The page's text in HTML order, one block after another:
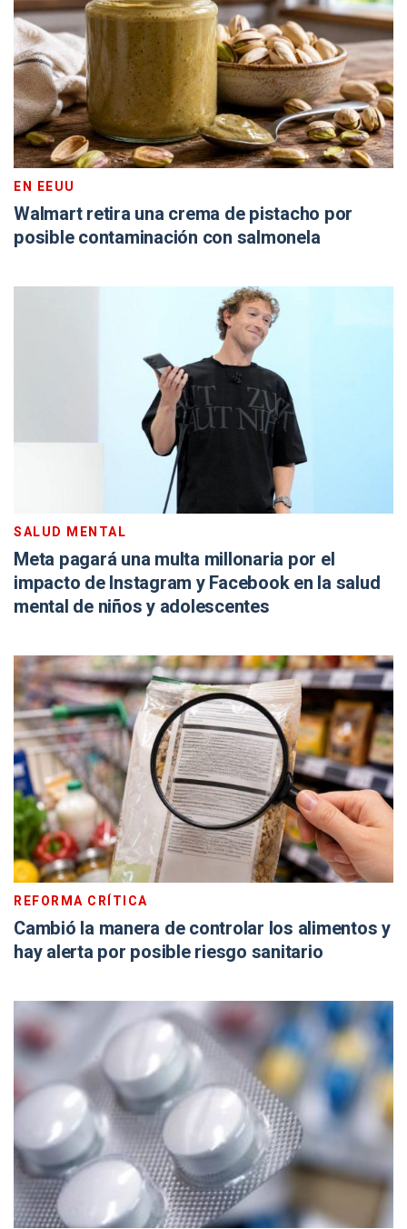
EN EEUU
Walmart retira una crema de pistacho por
posible contaminación con salmonela
SALUD MENTAL
Meta pagará una multa millonaria por el
impacto de Instagram y Facebook en la salud
mental de niños y adolescentes
REFORMA CRÍTICA
Cambió la manera de controlar los alimentos y
hay alerta por posible riesgo sanitario